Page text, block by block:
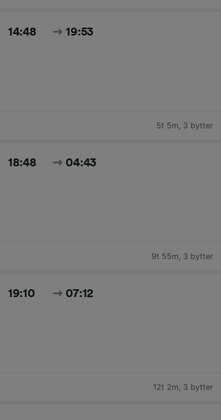
14:48 19:53
5t 5m, 3 bytter
18:48 04:43
9t 55m, 3 bytter
19:10 07:12
12t 2m, 3 bytter